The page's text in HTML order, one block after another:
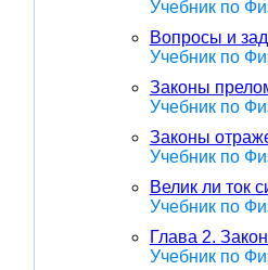
Учебник по
Вопросы и
Учебник по
Законы
Учебник по
Законы
Учебник по
Велик ли ток
Учебник по
Глава 2.
Учебник по